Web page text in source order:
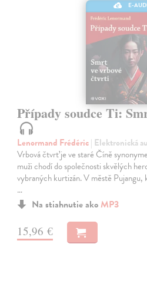
E-
Případy soudce Ti:
Lenormand Frédéric| Elektronická
Vrbová čtvrť je ve staré Číně
muži chodí do společnosti skvělých
vybraných kurtizán. V městě
…
Na stiahnutie ako MP3
15,96 €